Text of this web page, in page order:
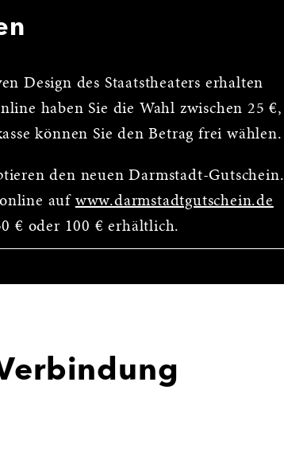
Design des Staatstheaters erhalten
haben Sie die Wahl zwischen 25 €,
können Sie den Betrag frei wählen.
den neuen Darmstadt-Gutschein.
auf www.darmstadtgutschein.de
€ oder 100 € erhältlich.